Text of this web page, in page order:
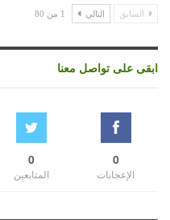
السابق التالي 1 من 80
ابقى على تواصل معنا
0
الإعجابات
0
المتابعين